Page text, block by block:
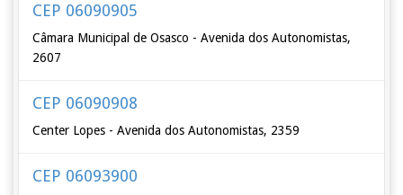
CEP 06090905
Câmara Municipal de Osasco - Avenida dos Autonomistas,
2607
CEP 06090908
Center Lopes - Avenida dos Autonomistas, 2359
CEP 06093900